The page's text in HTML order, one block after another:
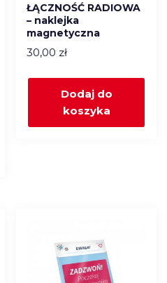
ŁĄCZNOŚĆ RADIOWA
– naklejka
magnetyczna
30,00 zł
Dodaj do
koszyka